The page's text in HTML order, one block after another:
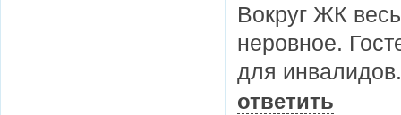
Вокруг ЖК
неровное.
для инвалидов.
ответить